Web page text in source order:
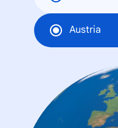
Austria